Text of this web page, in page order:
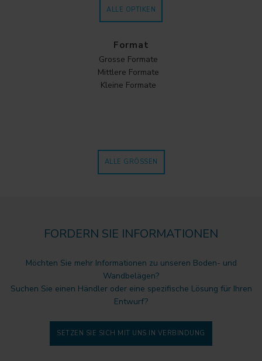
ALLE OPTIKEN
Format
Grosse Formate
Mittlere Formate
Kleine Formate
ALLE GRÖSSEN
FORDERN SIE INFORMATIONEN
Möchten Sie mehr Informationen zu unseren Boden- und
Wandbelägen?
Suchen Sie einen Händler oder eine spezifische Lösung für Ihren
Entwurf?
SETZEN SIE SICH MIT UNS IN VERBINDUNG